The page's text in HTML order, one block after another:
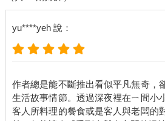
yu****yeh 說：
作者總是能不斷推出看似平凡無奇，
生活故事情節。透過深夜裡在ㄧ間小
客人所料理的餐食或是客人與老闆的